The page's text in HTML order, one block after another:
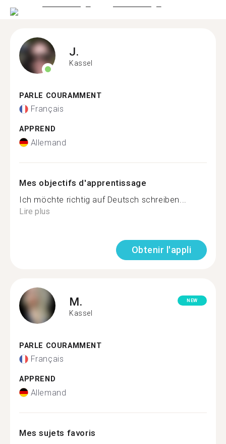
J.
Kassel
PARLE COURAMMENT
Français
APPREND
Allemand
Mes objectifs d'apprentissage
Ich möchte richtig auf Deutsch schreiben...
Lire plus
Obtenir l'appli
M.
Kassel
NEW
PARLE COURAMMENT
Français
APPREND
Allemand
Mes sujets favoris